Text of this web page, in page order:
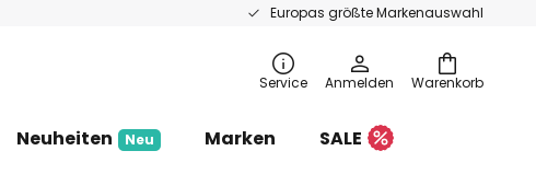
Europas größte Markenauswahl
Warenkorb
Service Anmelden
Neuheiten Neu Marken
SALE